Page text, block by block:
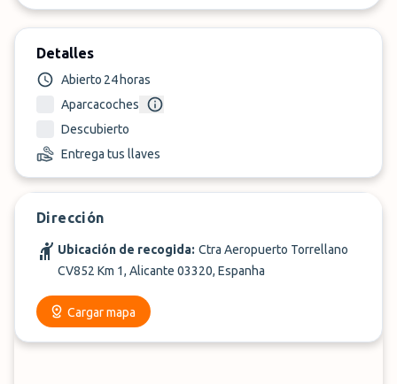
Detalles
Abierto 24 horas
Aparcacoches
Descubierto
Entrega tus llaves
Dirección
Ubicación de recogida: Ctra Aeropuerto Torrellano
CV852 Km 1, Alicante 03320, Espanha
Cargar mapa